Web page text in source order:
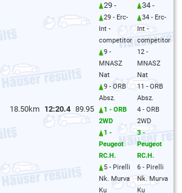
18.50km 12:20.4 89.95
29 -
29 - Erc-
Int -
competitor
9 -
MNASZ
Nat
9 - ORB
Absz.
1 - ORB
2WD
1 -
Peugeot
RC.H.
5 - Pirelli
Nk. Murva
Ku
34 -
34 - Erc-
Int -
competitor
12 -
MNASZ
Nat
11 - ORB
Absz.
4 - ORB
2WD
3 -
Peugeot
RC.H.
6 - Pirelli
Nk. Murva
Ku